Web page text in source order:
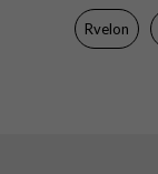
Färg
Material
Rvelon